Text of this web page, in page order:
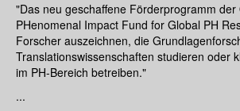
"Das neu geschaffene Förderprogramm der
PHenomenal Impact Fund for Global PH
Forscher auszeichnen, die
Translationswissenschaften studieren oder
im PH-Bereich betreiben."
...